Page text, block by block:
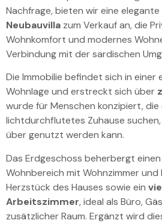
Nachfrage, bieten wir eine elegante
Neubauvilla zum Verkauf an, die
Wohnkomfort und modernes
Verbindung mit der sardischen
Die Immobilie befindet sich in einer
Wohnlage und erstreckt sich über
wurde für Menschen konzipiert, die
lichtdurchflutetes Zuhause
über genutzt werden kann.
Das Erdgeschoss beherbergt
Wohnbereich mit Wohnzimmer und
Herzstück des Hauses sowie ein
Arbeitszimmer, ideal als Büro,
zusätzlicher Raum. Ergänzt wird